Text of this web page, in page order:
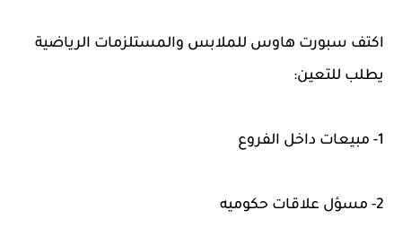
اكتف سبورت هاوس للملابس والمستلزمات الرياضية
يطلب للتعين:
1- مبيعات داخل الفروع
2- مسؤل علاقات حكوميه